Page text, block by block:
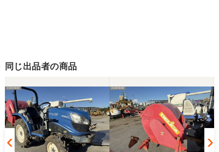
同じ出品者の商品